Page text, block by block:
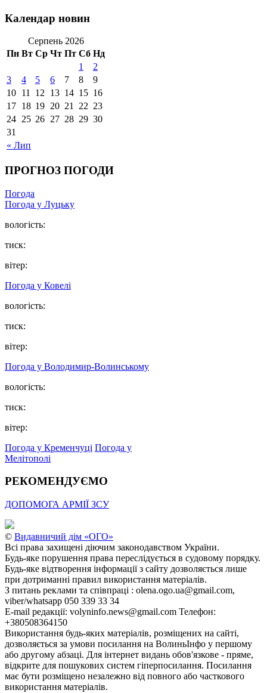
Календар новин
Серпень 2026
Пн Вт Ср Чт Пт Сб Нд
« Лип
1
2
3
4 5 6 7 8
9
10 11 12 13 14 15 16
17 18 19 20 21 22 23
24 25 26 27 28 29 30
31
ПРОГНОЗ ПОГОДИ
Погода
Погода у Луцьку
вологість:
тиск:
вітер:
Погода у Ковелі
вологість:
тиск:
вітер:
Погода у Володимир-Волинському
вологість:
тиск:
вітер:
Погода у Кременчуці Погода у
Мелітополі
РЕКОМЕНДУЄМО
ДОПОМОГА АРМІЇ ЗСУ
© Видавничий дім «ОГО»
Всі права захищені діючим законодавством України.
Будь-яке порушення права переслідується в судовому порядку.
Будь-яке відтворення інформації з сайту дозволяється лише
при дотриманні правил використання матеріалів.
З питань реклами та співпраці : olena.ogo.ua@gmail.com,
viber/whatsapp 050 339 33 34
E-mail редакції: volyninfo.news@gmail.com Телефон:
+380508364150
Використання будь-яких матеріалів, розміщених на сайті,
дозволяється за умови посилання на ВолиньІнфо у першому
або другому абзаці. Для інтернет видань обов'язкове - пряме,
відкрите для пошукових систем гіперпосилання. Посилання
має бути розміщено незалежно від повного або часткового
використання матеріалів.